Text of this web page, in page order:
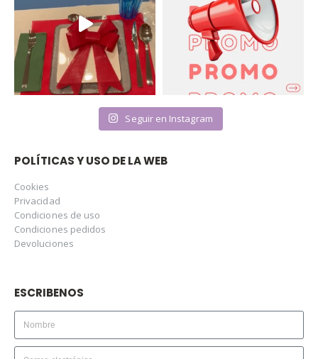
Seguir en Instagram
POLÍTICAS Y USO DE LA WEB
Cookies
Privacidad
Condiciones de uso
Condiciones pedidos
Devoluciones
ESCRIBENOS